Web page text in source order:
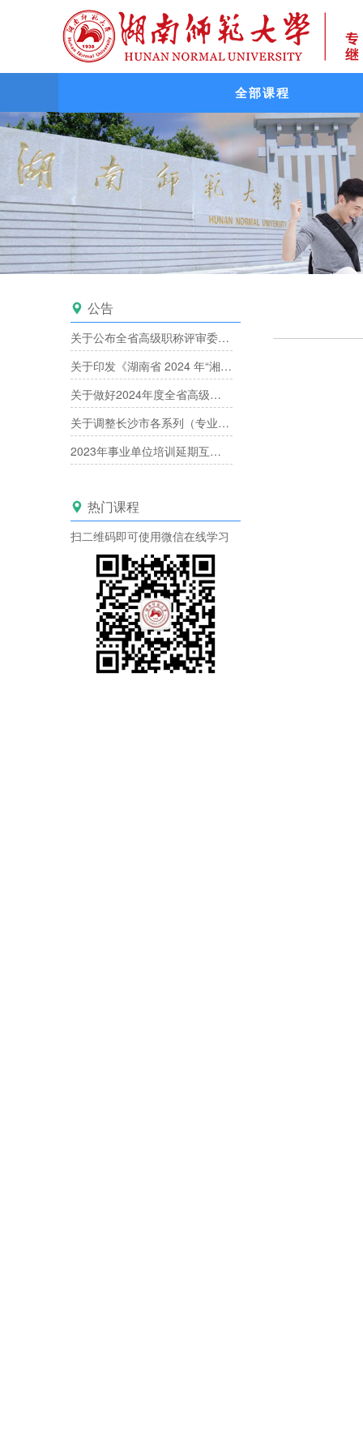
全部课程
 公告
关于公布全省高级职称评审委员会备案目录的通知
关于印发《湖南省 2024 年“湘产专场”产业人才职称评审工作方案》的通知
关于做好2024年度全省高级职称评审工作的通知
关于调整长沙市各系列（专业）中高级专业技术职称评委库的通知
2023年事业单位培训延期互认已经开启！
 热门课程
扫二维码即可使用微信在线学习